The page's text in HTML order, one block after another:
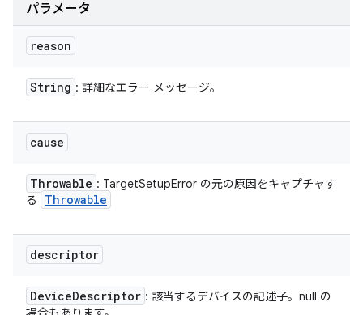
パラメータ
reason
String : 詳細なエラー メッセージ。
cause
Throwable : TargetSetupError の元の原因をキャプチャす
る
Throwable
descriptor
DeviceDescriptor : 該当するデバイスの記述子。null の